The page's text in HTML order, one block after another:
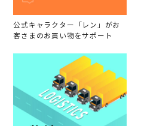
公式キャラクター「レン」がお
客さまのお買い物をサポート